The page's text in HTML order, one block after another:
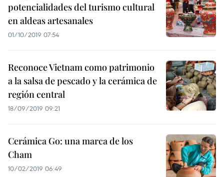
potencialidades del turismo cultural
en aldeas artesanales
01/10/2019 07:54
Reconoce Vietnam como patrimonio
a la salsa de pescado y la cerámica de
región central
18/09/2019 09:21
Cerámica Go: una marca de los
Cham
10/02/2019 06:49